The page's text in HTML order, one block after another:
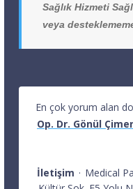
Sağlık Hizmeti
veya
En çok yorum alan
Op. Dr. Gönül
İletişim · Medical